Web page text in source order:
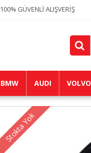
100% GÜVENLİ ALIŞVERİŞ
BMW AUDI VOLVO
Stokta Yok